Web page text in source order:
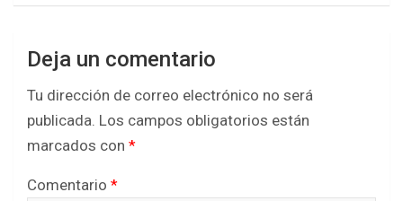
Deja un comentario
Tu dirección de correo electrónico no será
publicada. Los campos obligatorios están
marcados con *
Comentario *